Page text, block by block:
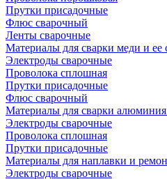
Прутки присадочные
Флюс сварочный
Ленты сварочные
Материалы для сварки меди и ее
Электроды сварочные
Проволока сплошная
Прутки присадочные
Флюс сварочный
Материалы для сварки алюминия
Электроды сварочные
Проволока сплошная
Прутки присадочные
Материалы для наплавки и
Электроды сварочные